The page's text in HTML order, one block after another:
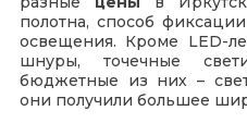
полотна, способ
освещения. Кроме LED-
шнуры, точечные
бюджетные из них –
они получили большее